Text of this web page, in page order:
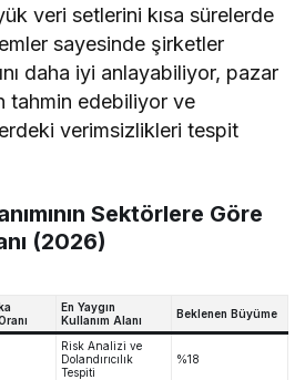
veri setlerini kısa sürelerde
sayesinde şirketler
daha iyi anlayabiliyor, pazar
tahmin edebiliyor ve
verimsizlikleri tespit
Sektörlere Göre
(2026)
En Yaygın
Kullanım Alanı
Beklenen Büyüme
Risk Analizi ve
Dolandırıcılık
Tespiti
%18